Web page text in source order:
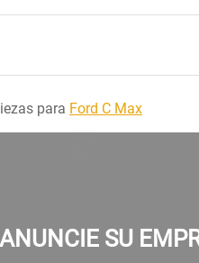
para Ford C Max
ANUNCIE SU